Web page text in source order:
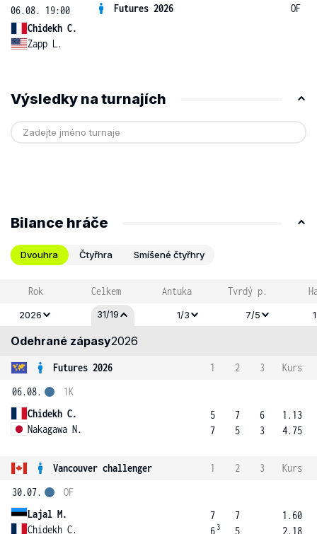
06.08. 19:00 Futures 2026
OF
Chidekh C.
Zapp L.
Výsledky na turnajích
Bilance hráče
Dvouhra Čtyřhra Smíšené čtyřhry
Rok Celkem Antuka Tvrdý p.
2026 31/19 1/3 7/5
Odehrané zápasy2026
Futures 2026 1 2 3
Kurs
06.08.
Chidekh C.
Nakagawa N.
1K
5
7
7
5
6
3
1.13
4.75
Vancouver challenger 1 2 3
Kurs
30.07.
Lajal M.
Chidekh C.
OF
7
6 3
7
5
1.60
2.18